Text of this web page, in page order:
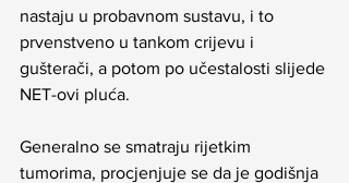
nastaju u probavnom sustavu, i to
prvenstveno u tankom crijevu i
gušterači, a potom po učestalosti slijede
NET-ovi pluća.
Generalno se smatraju rijetkim
tumorima, procjenjuje se da je godišnja